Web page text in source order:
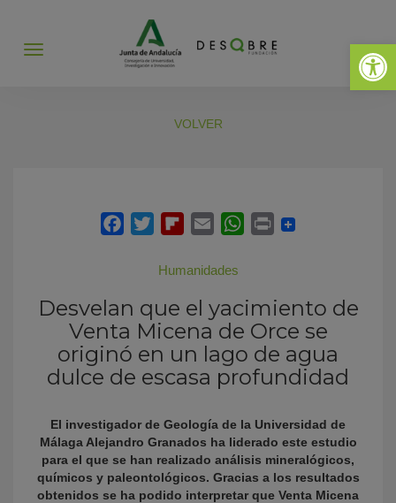
Abrir
Abrir
VOLVER
Humanidades
Desvelan que el yacimiento de
Venta Micena de Orce se
originó en un lago de agua
dulce de escasa profundidad
El investigador de Geología de la Universidad de
Málaga Alejandro Granados ha liderado este estudio
para el que se han realizado análisis mineralógicos,
químicos y paleontológicos. Gracias a los resultados
obtenidos se ha podido interpretar que Venta Micena